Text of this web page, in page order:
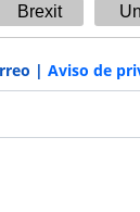
Brexit
| Aviso de